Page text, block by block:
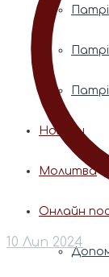
Новини
Молитва
Онлайн
10 Лип 2024